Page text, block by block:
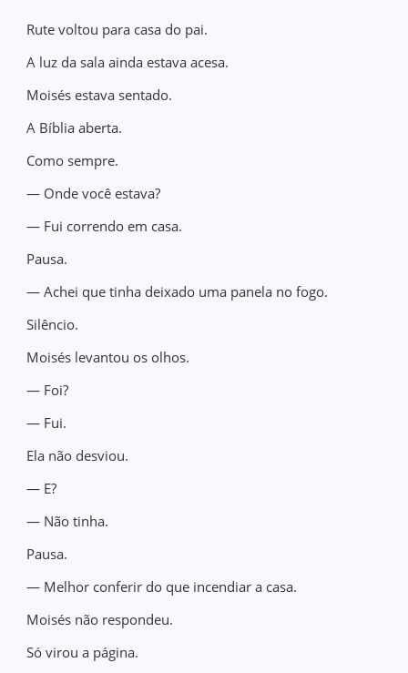
Rute voltou para casa do pai.
A luz da sala ainda estava acesa.
Moisés estava sentado.
A Bíblia aberta.
Como sempre.
— Onde você estava?
— Fui correndo em casa.
Pausa.
— Achei que tinha deixado uma panela no fogo.
Silêncio.
Moisés levantou os olhos.
— Foi?
— Fui.
Ela não desviou.
— E?
— Não tinha.
Pausa.
— Melhor conferir do que incendiar a casa.
Moisés não respondeu.
Só virou a página.